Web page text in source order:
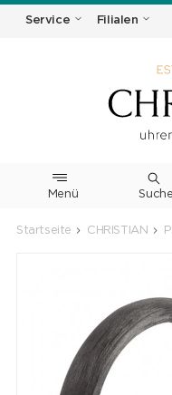
Service Filialen
Menü Suche
Startseite CHRISTIAN